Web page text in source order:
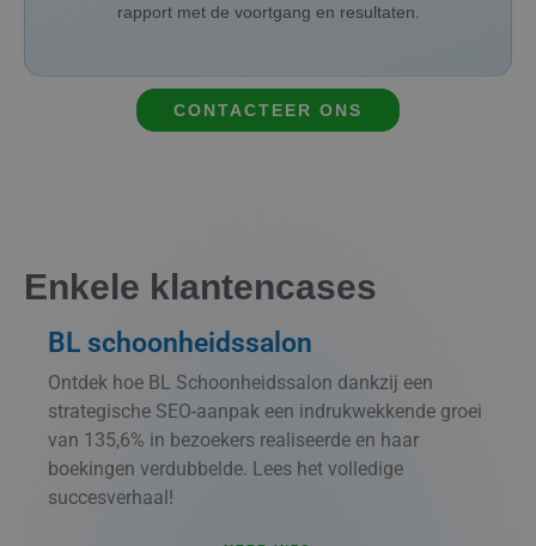
rapport met de voortgang en resultaten.
CONTACTEER ONS
Enkele klantencases
BL schoonheidssalon
Ontdek hoe BL Schoonheidssalon dankzij een
strategische SEO-aanpak een indrukwekkende groei
van 135,6% in bezoekers realiseerde en haar
boekingen verdubbelde. Lees het volledige
succesverhaal!